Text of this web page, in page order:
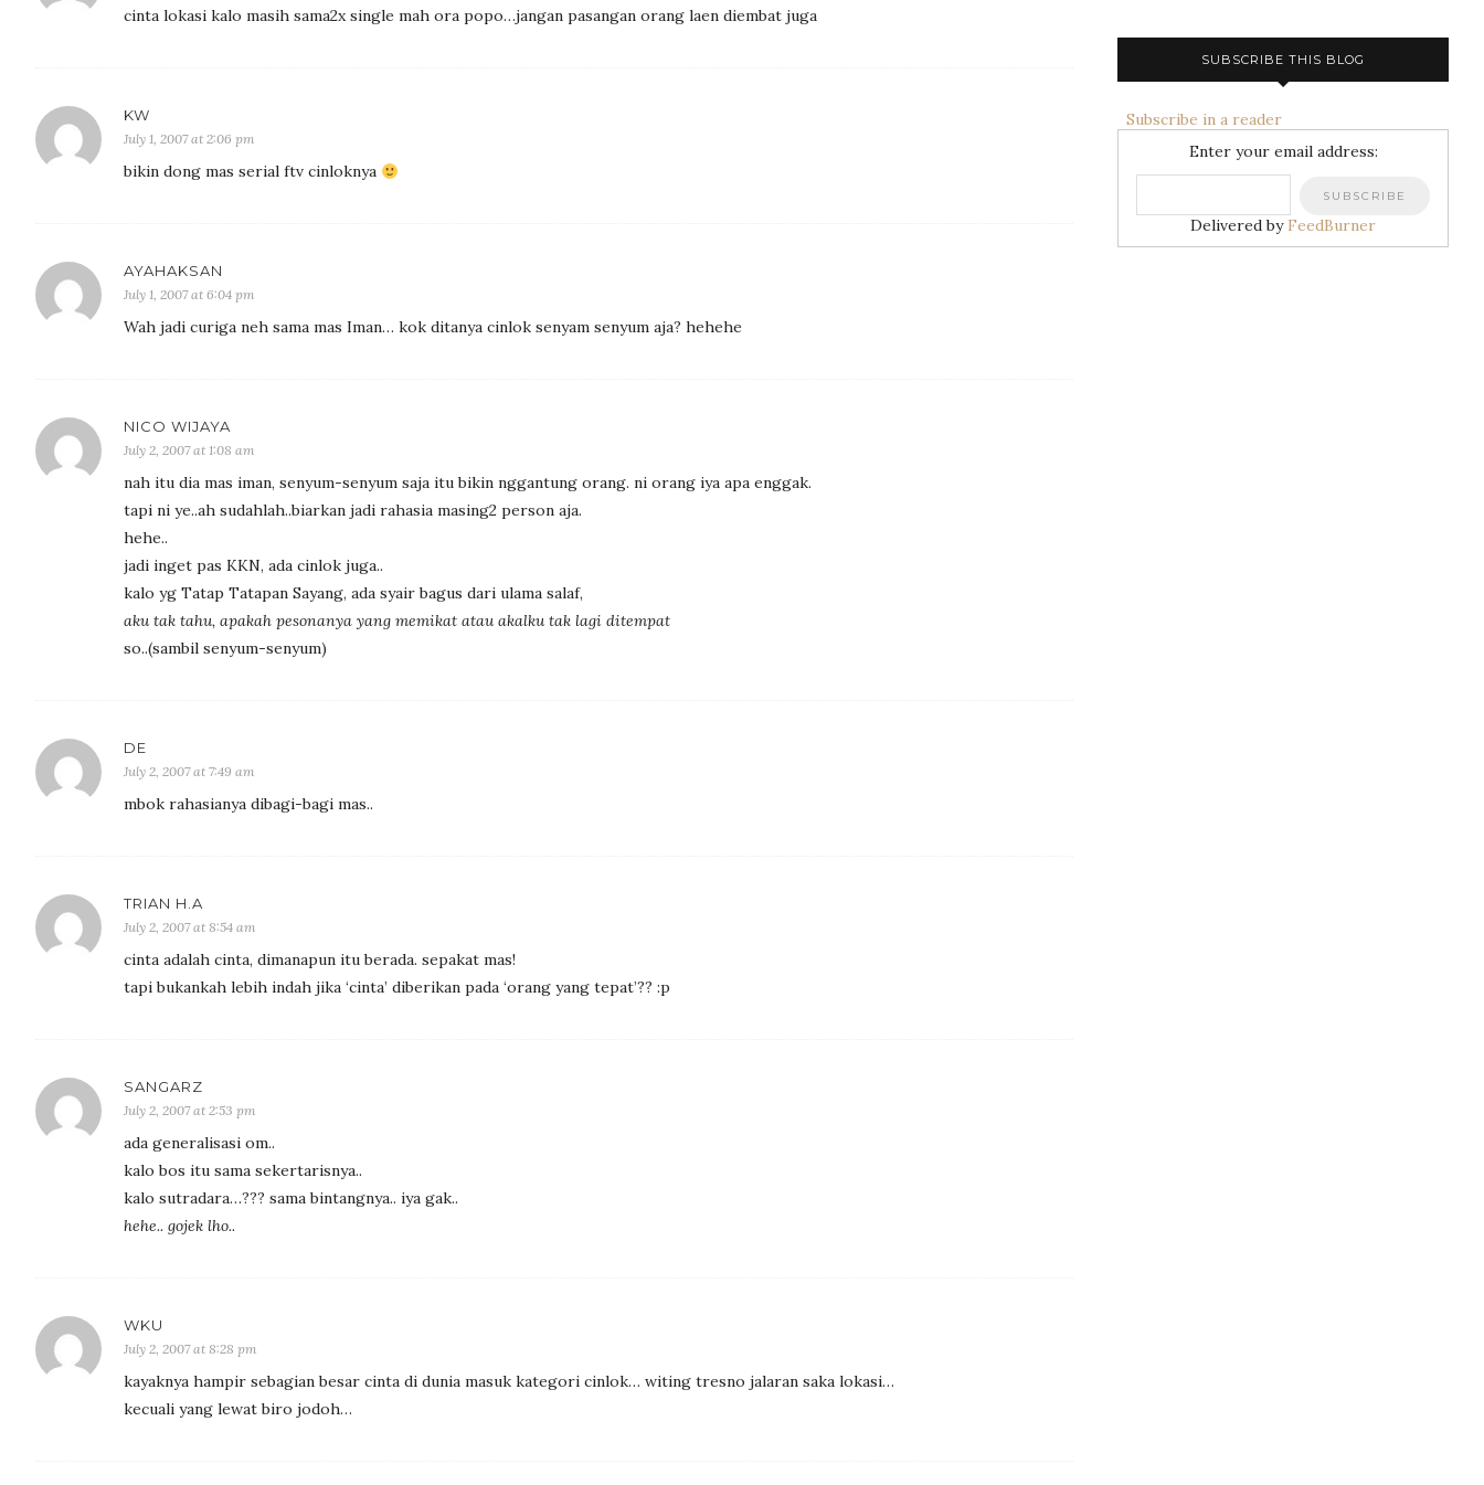
cinta lokasi kalo masih sama2x single mah ora popo…jangan pasangan orang laen diembat juga
KW
July 1, 2007 at 2:06 pm
bikin dong mas serial ftv cinloknya
AYAHAKSAN
July 1, 2007 at 6:04 pm
Wah jadi curiga neh sama mas Iman… kok ditanya cinlok senyam senyum aja? hehehe
NICO WIJAYA
July 2, 2007 at 1:08 am
nah itu dia mas iman, senyum-senyum saja itu bikin nggantung orang. ni orang iya apa enggak.
tapi ni ye..ah sudahlah..biarkan jadi rahasia masing2 person aja.
hehe..
jadi inget pas KKN, ada cinlok juga..
kalo yg Tatap Tatapan Sayang, ada syair bagus dari ulama salaf,
aku tak tahu, apakah pesonanya yang memikat atau akalku tak lagi ditempat
so..(sambil senyum-senyum)
DE
July 2, 2007 at 7:49 am
mbok rahasianya dibagi-bagi mas..
TRIAN H.A
July 2, 2007 at 8:54 am
cinta adalah cinta, dimanapun itu berada. sepakat mas!
tapi bukankah lebih indah jika ‘cinta’ diberikan pada ‘orang yang tepat’?? :p
SANGARZ
July 2, 2007 at 2:53 pm
ada generalisasi om..
kalo bos itu sama sekertarisnya..
kalo sutradara…??? sama bintangnya.. iya gak..
hehe.. gojek lho..
WKU
July 2, 2007 at 8:28 pm
kayaknya hampir sebagian besar cinta di dunia masuk kategori cinlok… witing tresno jalaran saka lokasi…
kecuali yang lewat biro jodoh…
SUBSCRIBE THIS BLOG
Subscribe in a reader
Enter your email address:
Delivered by FeedBurner